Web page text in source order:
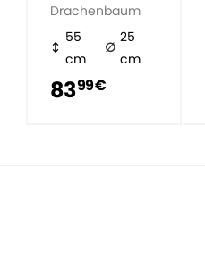
Drachenbaum
55
cm
25
cm
8399 €